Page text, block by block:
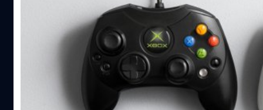
อื่นๆ ภายในแต่ละเดือน ในทุกเดือนสมาชิก GTA+ จะได้รับ
ของรางวัลพิเศษสำหรับสมาชิกเท่านั้น เพียงแค่ไปยังร้านค้าที่
พบในเว็บไซต์ GTA Online เพื่อขอรับสิทธิพิเศษตามช่วงเวลา
ที่กำหนด และสมาชิก GTA+ จะได้รับสิทธิพิเศษนอกเหนือจาก
ผู้เล่น GTA Online ปกติ จากกิจกรรมที่เกิดขึ้นภายในเกม
GTA+ บริการรายเดือนของ GTA Online…
ตลอดระยะเวลา 20 ปี Xbox ซีรีส์ขายได้ 2.3
ล้านเครื่องในประเทศญี่ปุ่น
Xbox เป็นเครื่องเกมที่ไม่ค่อยได้รับความสนใจจากฝั่งประเทศ
ในแถบเอเชีย ยิ่งชาวเกาะประเทศญี่ปุ่นไม่เรียกว่าไม่ต้องพูดถึง
เมื่อ Xbox ซีรีส์ทุกรุ่นขายได้ถึง 2.3 ล้านเครื่อง ตั้งแต่เครื่องนี้